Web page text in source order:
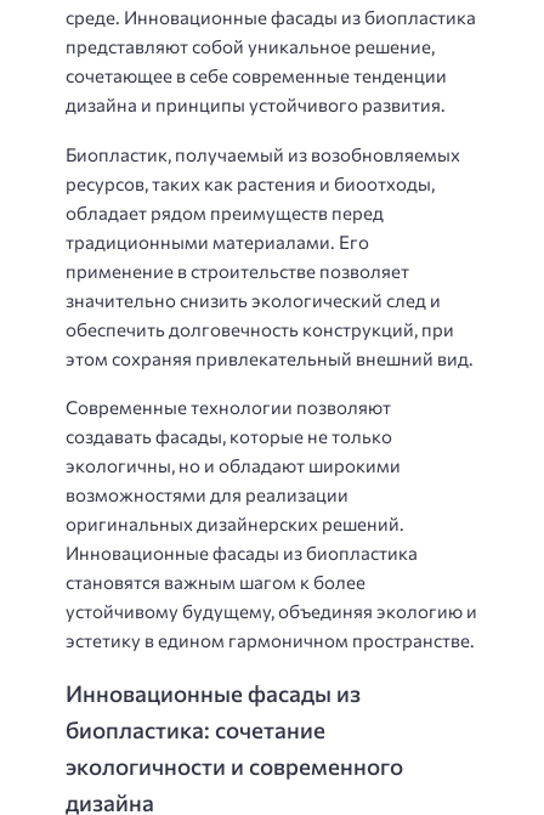
среде. Инновационные фасады из биопластика
представляют собой уникальное решение,
сочетающее в себе современные тенденции
дизайна и принципы устойчивого развития.
Биопластик, получаемый из возобновляемых
ресурсов, таких как растения и биоотходы,
обладает рядом преимуществ перед
традиционными материалами. Его
применение в строительстве позволяет
значительно снизить экологический след и
обеспечить долговечность конструкций, при
этом сохраняя привлекательный внешний вид.
Современные технологии позволяют
создавать фасады, которые не только
экологичны, но и обладают широкими
возможностями для реализации
оригинальных дизайнерских решений.
Инновационные фасады из биопластика
становятся важным шагом к более
устойчивому будущему, объединяя экологию и
эстетику в едином гармоничном пространстве.
Инновационные фасады из
биопластика: сочетание
экологичности и современного
дизайна